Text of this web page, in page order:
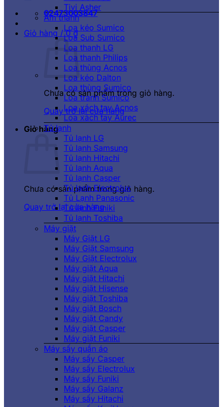
02473003847
Giỏ hàng /0₫
Chưa có sản phẩm trong giỏ hàng.
Quay trở lại cửa hàng
Giỏ hàng
Chưa có sản phẩm trong giỏ hàng.
Quay trở lại cửa hàng
Tivi Asher
Âm thanh
Loa kéo Sumico
Loa Sub Sumico
Loa thanh LG
Loa thanh Philips
Loa thùng Acnos
Loa kéo Dalton
Loa thùng Sumico
Loa tranh Sumico
Loa xách tay Acnos
Loa xách tay Aurec
Tủ lạnh
Tủ lạnh LG
Tủ lạnh Samsung
Tủ lạnh Hitachi
Tủ lạnh Aqua
Tủ lạnh Casper
Tủ lạnh Electrolux
Tủ Lạnh Panasonic
Tủ lạnh Funiki
Tủ lạnh Toshiba
Máy giặt
Máy Giặt LG
Máy Giặt Samsung
Máy Giặt Electrolux
Máy giặt Aqua
Máy giặt Hitachi
Máy giặt Hisense
Máy giặt Toshiba
Máy giặt Bosch
Máy giặt Candy
Máy giặt Casper
Máy giặt Funiki
Máy sấy quần áo
Máy sấy Casper
Máy sấy Electrolux
Máy sấy Funiki
Máy sấy Galanz
Máy sấy Hitachi